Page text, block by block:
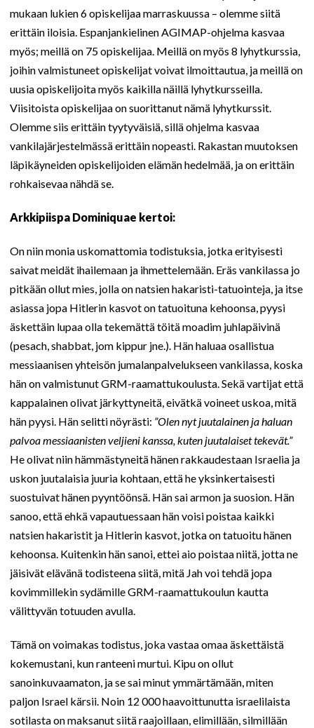
mukaan lukien 6 opiskelijaa marraskuussa – olemme siitä
erittäin iloisia. Espanjankielinen AGIMAP-ohjelma kasvaa
myös; meillä on 75 opiskelijaa. Meillä on myös 8 lyhytkurssia,
joihin valmistuneet opiskelijat voivat ilmoittautua, ja meillä on
uusia opiskelijoita myös kaikilla näillä lyhytkursseilla.
Viisitoista opiskelijaa on suorittanut nämä lyhytkurssit.
Olemme siis erittäin tyytyväisiä, sillä ohjelma kasvaa
vankilajärjestelmässä erittäin nopeasti. Rakastan muutoksen
läpikäyneiden opiskelijoiden elämän hedelmää, ja on erittäin
rohkaisevaa nähdä se.
Arkkipiispa Dominiquae kertoi:
On niin monia uskomattomia todistuksia, jotka erityisesti
saivat meidät ihailemaan ja ihmettelemään. Eräs vankilassa jo
pitkään ollut mies, jolla on natsien hakaristi-tatuointeja, ja itse
asiassa jopa Hitlerin kasvot on tatuoituna kehoonsa, pyysi
äskettäin lupaa olla tekemättä töitä moadim juhlapäivinä
(pesach, shabbat, jom kippur jne.). Hän haluaa osallistua
messiaanisen yhteisön jumalanpalvelukseen vankilassa, koska
hän on valmistunut GRM-raamattukoulusta. Sekä vartijat että
kappalainen olivat järkyttyneitä, eivätkä voineet uskoa, mitä
hän pyysi. Hän selitti nöyrästi: ”Olen nyt juutalainen ja haluan
palvoa messiaanisten veljieni kanssa, kuten juutalaiset tekevät.”
He olivat niin hämmästyneitä hänen rakkaudestaan Israelia ja
uskon juutalaisia juuria kohtaan, että he yksinkertaisesti
suostuivat hänen pyyntöönsä. Hän sai armon ja suosion. Hän
sanoo, että ehkä vapautuessaan hän voisi poistaa kaikki
natsien hakaristit ja Hitlerin kasvot, jotka on tatuoitu hänen
kehoonsa. Kuitenkin hän sanoi, ettei aio poistaa niitä, jotta ne
jäisivät elävänä todisteena siitä, mitä Jah voi tehdä jopa
kovimmillekin sydämille GRM-raamattukoulun kautta
välittyvän totuuden avulla.
Tämä on voimakas todistus, joka vastaa omaa äskettäistä
kokemustani, kun ranteeni murtui. Kipu on ollut
sanoinkuvaamaton, ja se sai minut ymmärtämään, miten
paljon Israel kärsii. Noin 12 000 haavoittunutta israelilaista
sotilasta on maksanut siitä raajoillaan, elimillään, silmillään